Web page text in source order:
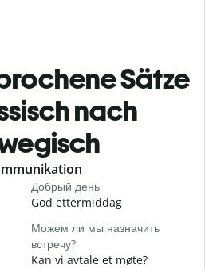
Sätze
nach
Добрый день
God ettermiddag
Можем ли мы назначить
встречу?
Kan vi avtale et møte?